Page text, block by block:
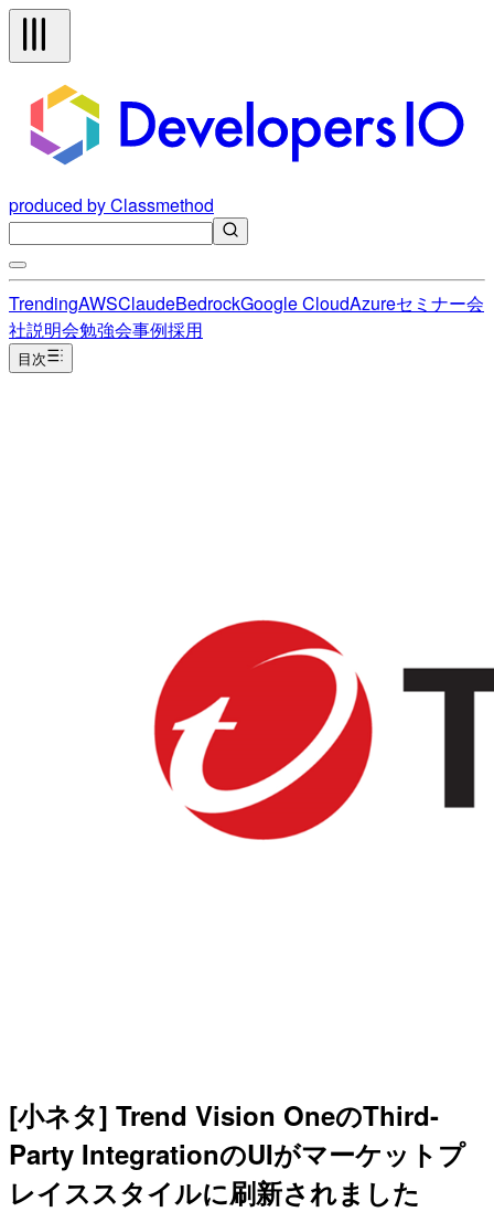
produced by Classmethod
TrendingAWSClaudeBedrockGoogle CloudAzureセミナー会
社説明会勉強会事例採用
目次
[小ネタ] Trend Vision OneのThird-
Party IntegrationのUIがマーケットプ
レイススタイルに刷新されました